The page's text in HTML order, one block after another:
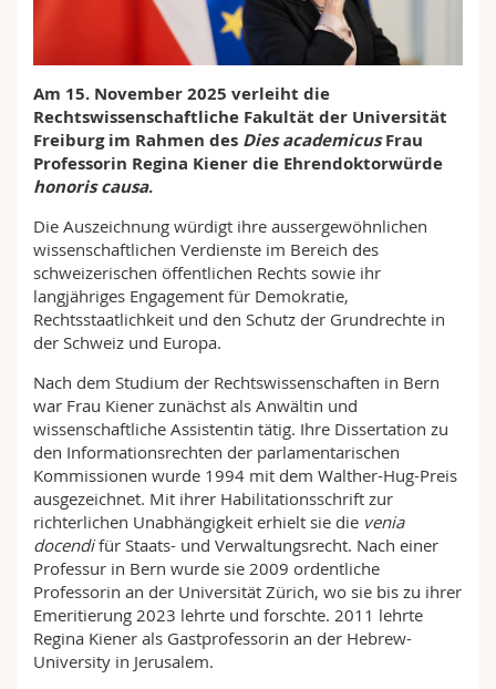
Math.-Nat. und Med. Fak.
MyUnifr
Am 15. November 2025 verleiht die
Rechtswissenschaftliche Fakultät der Universität
Freiburg im Rahmen des Dies academicusFrau
Professorin Regina Kiener die Ehrendoktorwürde
honoris causa.
Die Auszeichnung würdigt ihre aussergewöhnlichen
wissenschaftlichen Verdienste im Bereich des
schweizerischen öffentlichen Rechts sowie ihr
langjähriges Engagement für Demokratie,
Rechtsstaatlichkeit und den Schutz der Grundrechte in
der Schweiz und Europa.
Nach dem Studium der Rechtswissenschaften in Bern
war Frau Kiener zunächst als Anwältin und
wissenschaftliche Assistentin tätig. Ihre Dissertation zu
den Informationsrechten der parlamentarischen
Kommissionen wurde 1994 mit dem Walther-Hug-Preis
ausgezeichnet. Mit ihrer Habilitationsschrift zur
richterlichen Unabhängigkeit erhielt sie die venia
docendifür Staats- und Verwaltungsrecht. Nach einer
Professur in Bern wurde sie 2009 ordentliche
Professorin an der Universität Zürich, wo sie bis zu ihrer
Emeritierung 2023 lehrte und forschte. 2011 lehrte
Regina Kiener als Gastprofessorin an der Hebrew-
University in Jerusalem.